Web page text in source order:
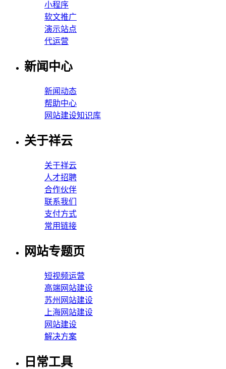
小程序
软文推广
演示站点
代运营
新闻中心
新闻动态
帮助中心
网站建设知识库
关于祥云
关于祥云
人才招聘
合作伙伴
联系我们
支付方式
常用链接
网站专题页
短视频运营
高端网站建设
苏州网站建设
上海网站建设
网站建设
解决方案
日常工具